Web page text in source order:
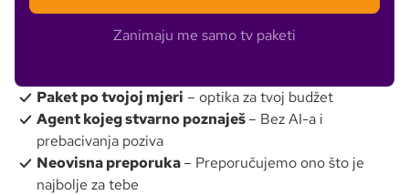
Zanimaju me samo tv paketi
Paket po tvojoj mjeri – optika za tvoj budžet
Agent kojeg stvarno poznaješ– Bez AI-a i
prebacivanja poziva
Neovisna preporuka– Preporučujemo ono što je
najbolje za tebe